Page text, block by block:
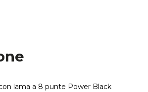
lama a 8 punte Power Black